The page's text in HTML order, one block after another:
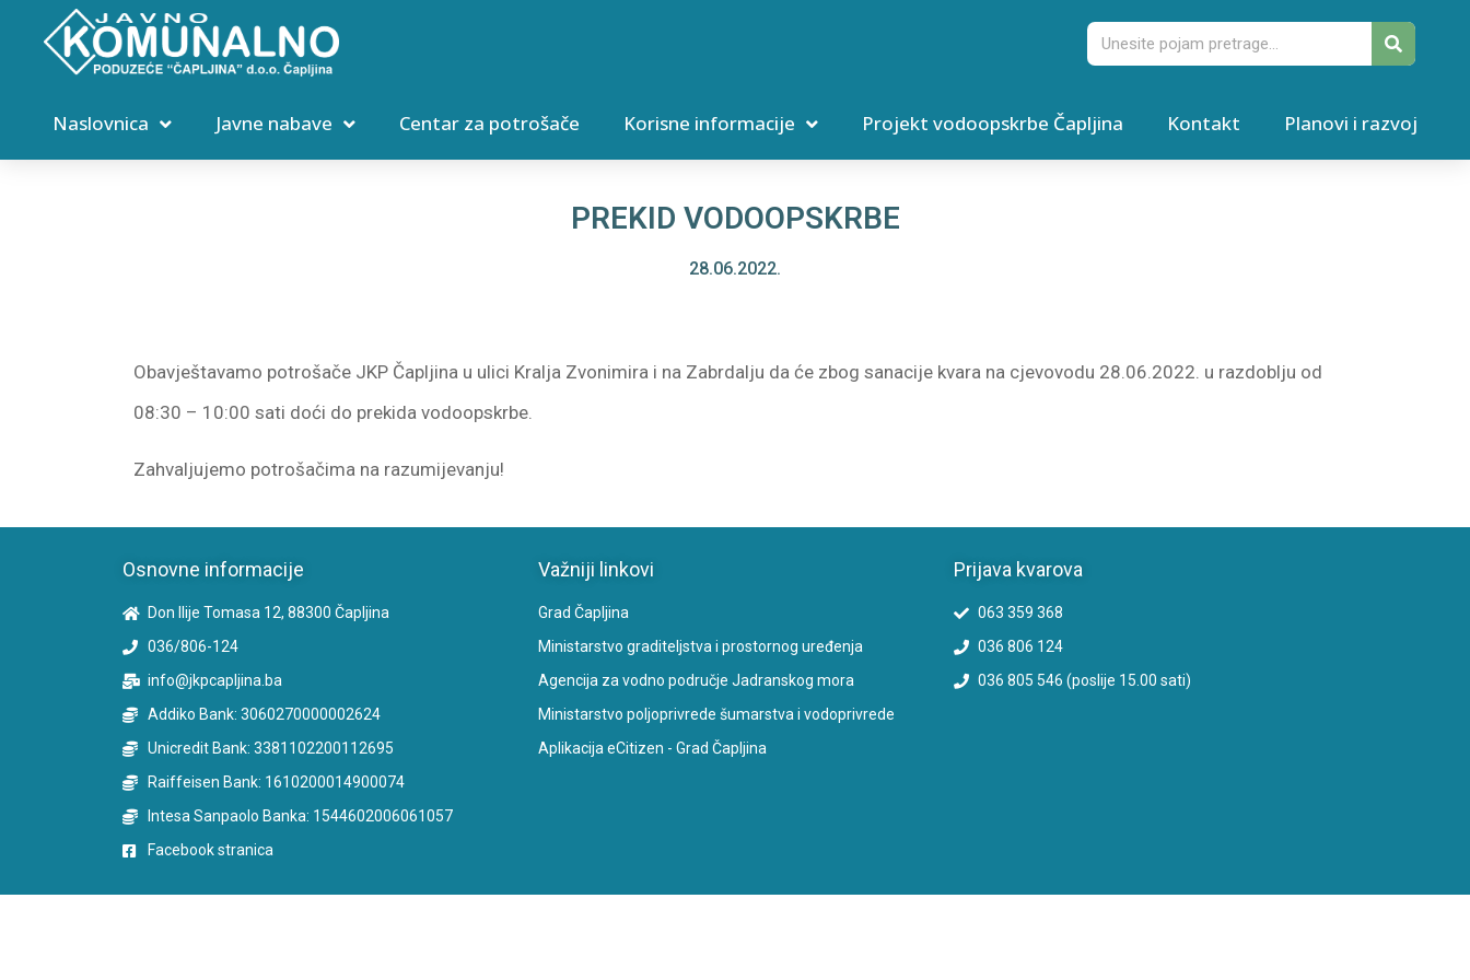
Naslovnica Javne nabave Centar za potrošače Korisne informacije Projekt vodoopskrbe Čapljina Kontakt Planovi i razvoj
PREKID VODOOPSKRBE
28.06.2022.
Obavještavamo potrošače JKP Čapljina u ulici Kralja Zvonimira i na Zabrdalju da će zbog sanacije kvara na cjevovodu 28.06.2022. u razdoblju od
08:30 – 10:00 sati doći do prekida vodoopskrbe.
Zahvaljujemo potrošačima na razumijevanju!
Osnovne informacije
Don Ilije Tomasa 12, 88300 Čapljina
036/806-124
info@jkpcapljina.ba
Addiko Bank: 3060270000002624
Unicredit Bank: 3381102200112695
Raiffeisen Bank: 1610200014900074
Intesa Sanpaolo Banka: 1544602006061057
Facebook stranica
Važniji linkovi
Grad Čapljina
Ministarstvo graditeljstva i prostornog uređenja
Agencija za vodno područje Jadranskog mora
Ministarstvo poljoprivrede šumarstva i vodoprivrede
Aplikacija eCitizen - Grad Čapljina
Prijava kvarova
063 359 368
036 806 124
036 805 546 (poslije 15.00 sati)